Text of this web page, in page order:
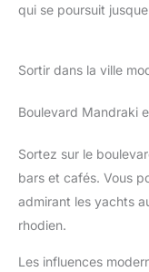
qui se poursuit
Sortir dans la ville
Boulevard Mandraki
Sortez sur le
bars et cafés. Vous
admirant les yachts
rhodien.
Les influences